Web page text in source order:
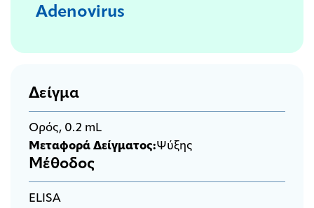
Adenovirus
Δείγμα
Ορός, 0.2 mL
Μεταφορά Δείγματος:Ψύξης
Μέθοδος
ELISA